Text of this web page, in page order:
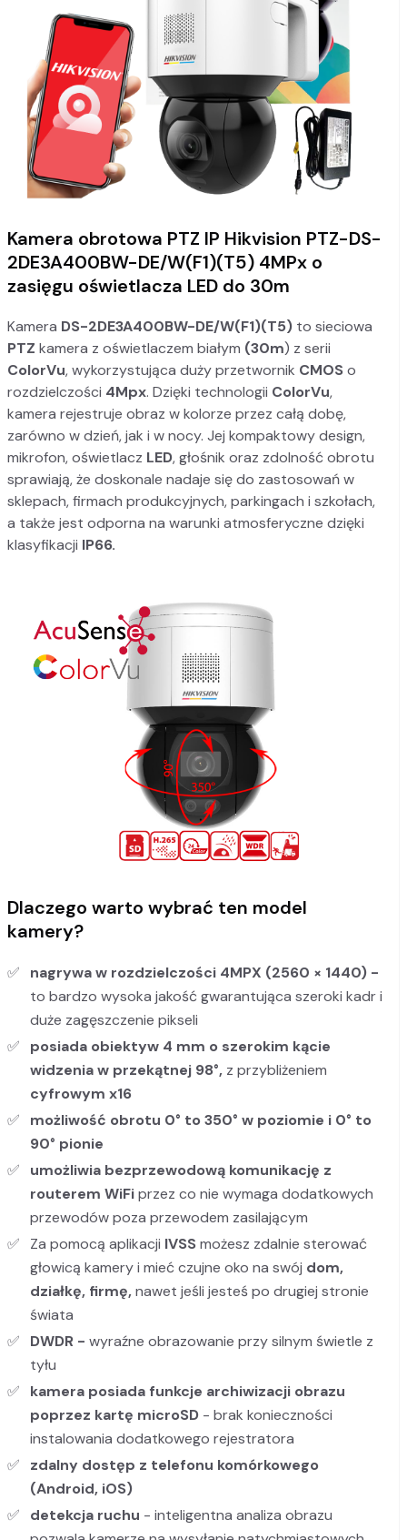
Kamera obrotowa PTZ IP Hikvision PTZ-DS-
2DE3A400BW-DE/W(F1)(T5) 4MPx o
zasięgu oświetlacza LED do 30m
Kamera DS-2DE3A400BW-DE/W(F1)(T5) to sieciowa
PTZ kamera z oświetlaczem białym (30m) z serii
ColorVu, wykorzystująca duży przetwornik CMOSo
rozdzielczości 4Mpx. Dzięki technologii ColorVu,
kamera rejestruje obraz w kolorze przez całą dobę,
zarówno w dzień, jak i w nocy. Jej kompaktowy design,
mikrofon, oświetlacz LED, głośnik oraz zdolność obrotu
sprawiają, że doskonale nadaje się do zastosowań w
sklepach, firmach produkcyjnych, parkingach i szkołach,
a także jest odporna na warunki atmosferyczne dzięki
klasyfikacji IP66.
Dlaczego warto wybrać ten model
kamery?
nagrywa w rozdzielczości 4MPX (2560 × 1440) -
to bardzo wysoka jakość gwarantująca szeroki kadr i
duże zagęszczenie pikseli
posiada obiektyw 4 mm o szerokim kącie
widzenia w przekątnej 98°, z przybliżeniem
cyfrowym x16
możliwość obrotu 0° to 350° w poziomie i 0° to
90° pionie
umożliwia bezprzewodową komunikację z
routerem WiFiprzez co nie wymaga dodatkowych
przewodów poza przewodem zasilającym
Za pomocą aplikacji IVSSmożesz zdalnie sterować
głowicą kamery i mieć czujne oko na swój dom,
działkę, firmę,nawet jeśli jesteś po drugiej stronie
świata
DWDR - wyraźne obrazowanie przy silnym świetle z
tyłu
kamera posiada funkcje archiwizacji obrazu
poprzez kartę microSD - brak konieczności
instalowania dodatkowego rejestratora
zdalny dostęp z telefonu komórkowego
(Android, iOS)
detekcja ruchu - inteligentna analiza obrazu